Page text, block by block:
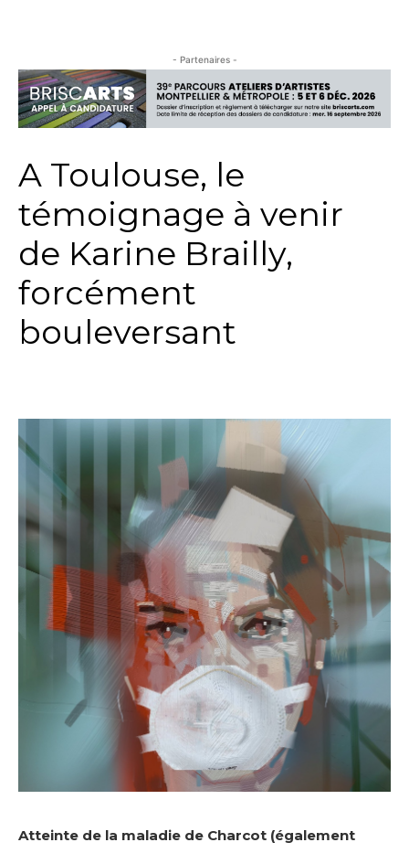
- Partenaires -
A Toulouse, le
témoignage à venir
de Karine Brailly,
forcément
bouleversant
Atteinte de la maladie de Charcot (également